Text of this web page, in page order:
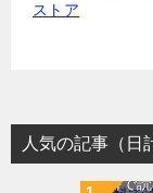
人気の記事（日
無料で